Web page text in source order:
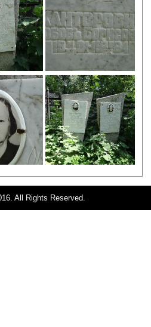
All Rights Reserved.